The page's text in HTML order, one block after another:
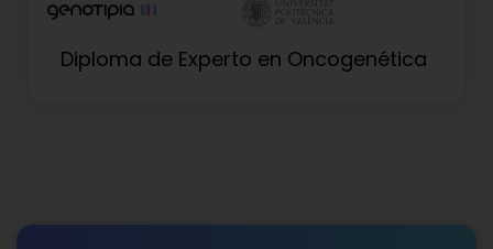
Diploma de Experto en Oncogenética